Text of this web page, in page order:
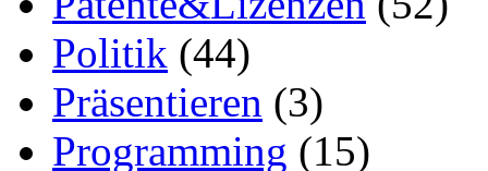
Politik (44)
Präsentieren (3)
Programming (15)